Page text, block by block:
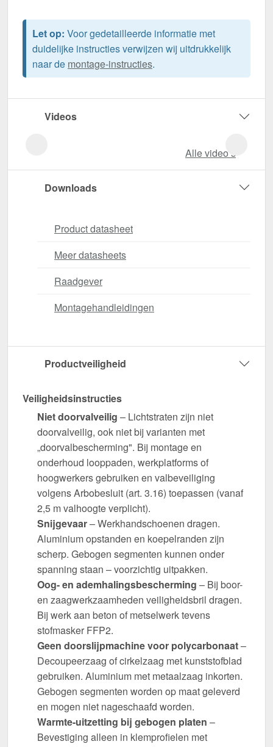
Let op: Voor gedetailleerde informatie met
duidelijke instructies verwijzen wij uitdrukkelijk
naar de montage-instructies.
Videos
Alle video‘s
Downloads
Product datasheet
Meer datasheets
Raadgever
Montagehandleidingen
Productveiligheid
Veiligheidsinstructies
Niet doorvalveilig – Lichtstraten zijn niet
doorvalveilig, ook niet bij varianten met
„doorvalbescherming". Bij montage en
onderhoud looppaden, werkplatforms of
hoogwerkers gebruiken en valbeveiliging
volgens Arbobesluit (art. 3.16) toepassen (vanaf
2,5 m valhoogte verplicht).
Snijgevaar– Werkhandschoenen dragen.
Aluminium opstanden en koepelranden zijn
scherp. Gebogen segmenten kunnen onder
spanning staan – voorzichtig uitpakken.
Oog- en ademhalingsbescherming – Bij boor-
en zaagwerkzaamheden veiligheidsbril dragen.
Bij werk aan beton of metselwerk tevens
stofmasker FFP2.
Geen doorslijpmachine voor polycarbonaat–
Decoupeerzaag of cirkelzaag met kunststofblad
gebruiken. Aluminium met metaalzaag inkorten.
Gebogen segmenten worden op maat geleverd
en mogen niet nageschaafd worden.
Warmte-uitzetting bij gebogen platen –
Bevestiging alleen in klemprofielen met